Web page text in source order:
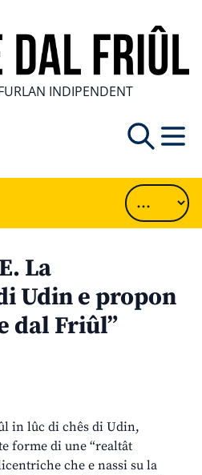
INDIPENDENT
La
Udin e propon
dal Friûl”
in lûc di chês di Udin,
forme di une “realtât
che e nassi su la